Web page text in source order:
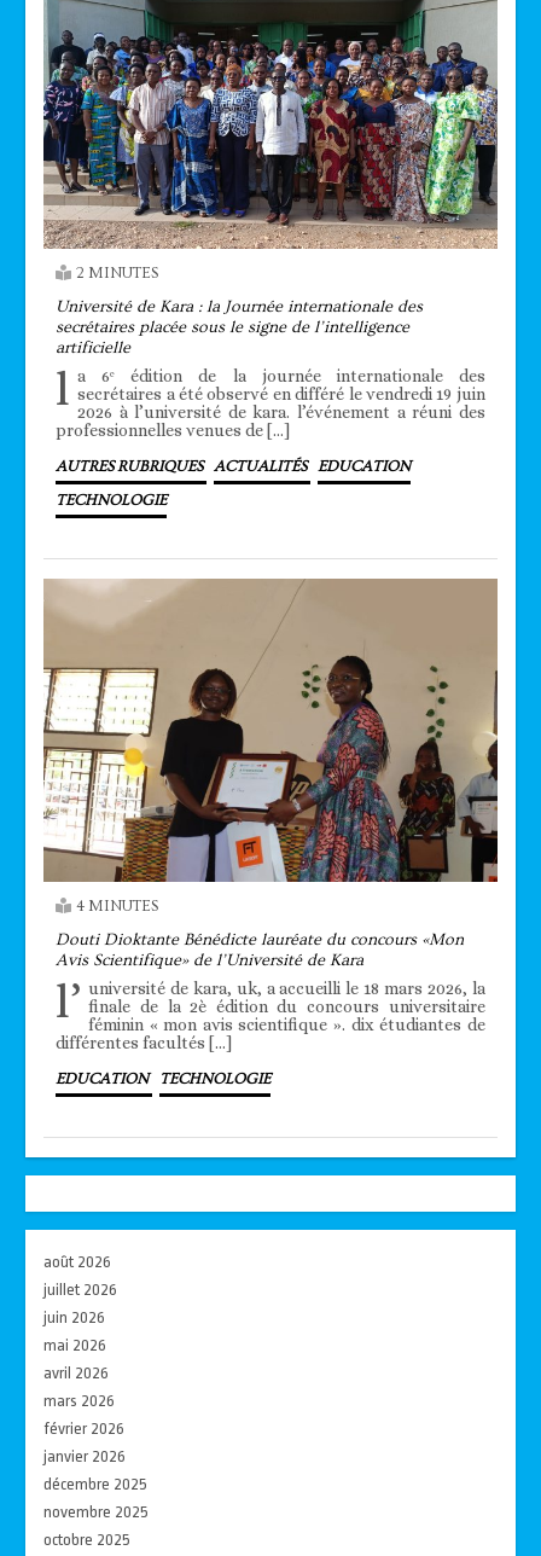
2 MINUTES
Université de Kara : la Journée internationale des
secrétaires placée sous le signe de l’intelligence
artificielle
l a 6ᵉ édition de la journée internationale des
secrétaires a été observé en différé le vendredi 19 juin
2026 à l’université de kara. l’événement a réuni des
professionnelles venues de […]
AUTRES RUBRIQUES ACTUALITÉS EDUCATION
TECHNOLOGIE
4 MINUTES
Douti Dioktante Bénédicte lauréate du concours «Mon
Avis Scientifique» de l’Université de Kara
l’ université de kara, uk, a accueilli le 18 mars 2026, la
finale de la 2è édition du concours universitaire
féminin « mon avis scientifique ». dix étudiantes de
différentes facultés […]
EDUCATION TECHNOLOGIE
août 2026
juillet 2026
juin 2026
mai 2026
avril 2026
mars 2026
février 2026
janvier 2026
décembre 2025
novembre 2025
octobre 2025